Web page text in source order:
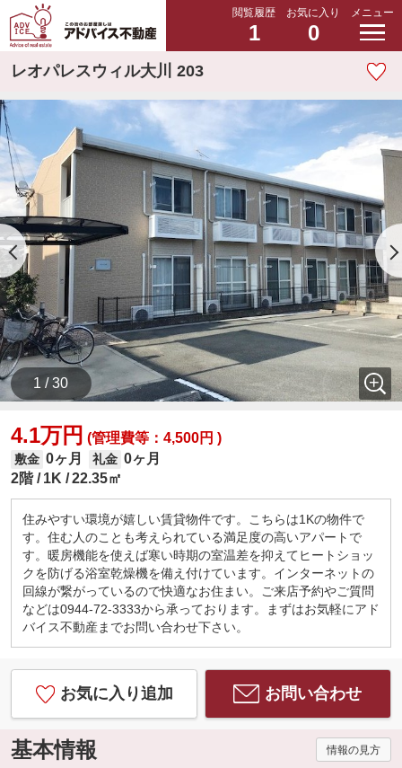
閲覧履歴
1
お気に入り
0
メニュー
レオパレスウィル大川 203
1 / 30
4.1万円 (管理費等：4,500円 )
敷金 0ヶ月 礼金 0ヶ月
2階
1K 22.35㎡
住みやすい環境が嬉しい賃貸物件です。こちらは1Kの物件で
す。住む人のことも考えられている満足度の高いアパートで
す。暖房機能を使えば寒い時期の室温差を抑えてヒートショッ
クを防げる浴室乾燥機を備え付けています。インターネットの
回線が繋がっているので快適なお住まい。ご来店予約やご質問
などは0944-72-3333から承っております。まずはお気軽にアド
バイス不動産までお問い合わせ下さい。
お気に入り追加 お問い合わせ
基本情報 情報の見方